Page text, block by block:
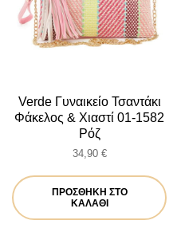
Verde Γυναικείο Τσαντάκι
Φάκελος & Χιαστί 01-1582
Ρόζ
34,90 €
ΠΡΟΣΘΉΚΗ ΣΤΟ
ΚΑΛΆΘΙ